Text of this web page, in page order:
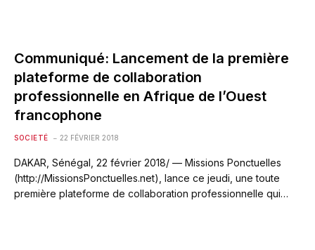
Communiqué: Lancement de la première
plateforme de collaboration
professionnelle en Afrique de l’Ouest
francophone
SOCIETÉ 22 FÉVRIER 2018
DAKAR, Sénégal, 22 février 2018/ — Missions Ponctuelles
(http://MissionsPonctuelles.net), lance ce jeudi, une toute
première plateforme de collaboration professionnelle qui…